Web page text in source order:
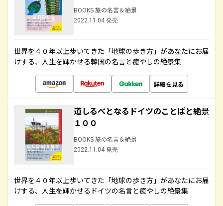
BOOKS 旅の名言＆絶景
2022.11.04 発売
世界を４０年以上歩いてきた「地球の歩き方」があなたにお届
けする、人生を輝かせる韓国の名言と癒やしの絶景集
詳細を見る
道しるべとなるドイツのことばと絶景
１００
BOOKS 旅の名言＆絶景
2022.11.04 発売
世界を４０年以上歩いてきた「地球の歩き方」があなたにお届
けする、人生を輝かせるドイツの名言と癒やしの絶景集